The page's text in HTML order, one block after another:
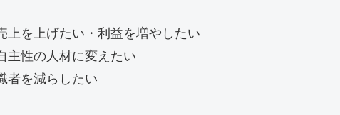
上を上げたい・利益を増やしたい
主性の人材に変えたい
者を減らしたい